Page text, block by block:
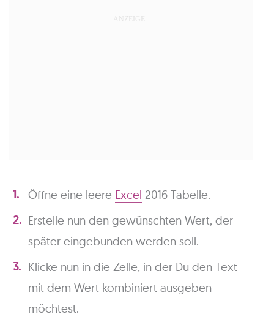
Öffne eine leere Excel 2016 Tabelle.
Erstelle nun den gewünschten Wert, der
später eingebunden werden soll.
Klicke nun in die Zelle, in der Du den Text
mit dem Wert kombiniert ausgeben
möchtest.